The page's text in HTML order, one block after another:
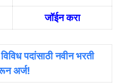
जॉईन करा
पदांसाठी नवीन भरती
अर्ज!